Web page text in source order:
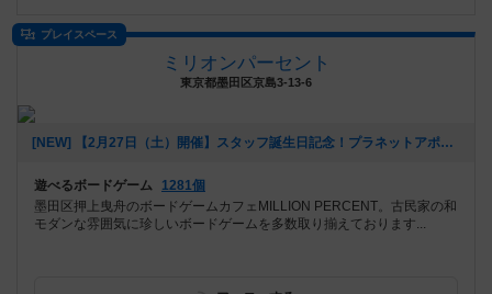
プレイスペース
ミリオンパーセント
東京都墨田区京島3-13-6
[NEW] 【2月27日（土）開催】スタッフ誕生日記念！プラネットアポカリプス会！！（2021年02月02日 13時24分）
遊べるボードゲーム
1281個
墨田区押上曳舟のボードゲームカフェMILLION PERCENT。古民家の和
モダンな雰囲気に珍しいボードゲームを多数取り揃えております...